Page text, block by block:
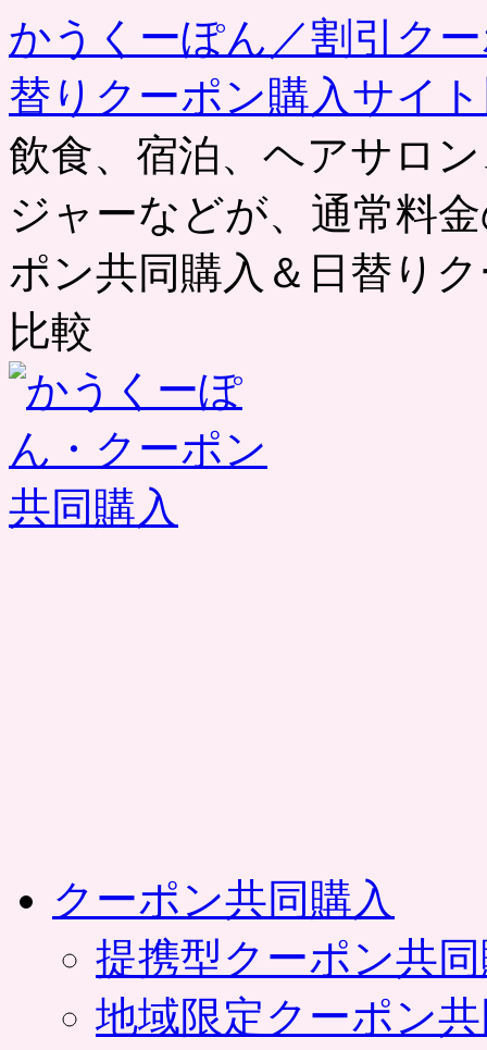
かうくーぽん／割引ク
替りクーポン購入サイ
飲食、宿泊、ヘアサロ
ジャーなどが、通常料
ポン共同購入＆日替り
比較
クーポン共同購入
提携型クーポン共
地域限定クーポン